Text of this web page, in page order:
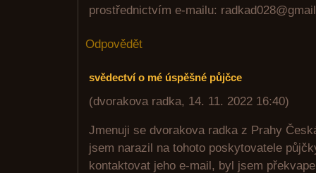
prostřednictvím e-mailu:
Odpovědět
svědectví o mé úspěšné půjčce
(dvorakova radka, 14. 11. 2022 16:40)
Jmenuji se dvorakova radka z Prahy
jsem narazil na tohoto poskytovatele
kontaktovat jeho e-mail, byl jsem